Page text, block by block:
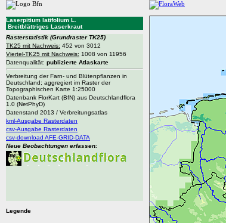
Laserpitium latifolium L.
Breitblättriges Laserkraut
Rasterstatistik (Grundraster TK25)
TK25 mit Nachweis: 452 von 3012
Viertel-TK25 mit Nachweis: 1008 von 11956
Datenqualität: publizierte Atlaskarte
Verbreitung der Farn- und Blütenpflanzen in
Deutschland; aggregiert im Raster der
Topographischen Karte 1:25000
Datenbank FlorKart (BfN) aus Deutschlandflora
1.0 (NetPhyD)
Datenstand 2013 / Verbreitungsatlas
kml-Ausgabe Rasterdaten
csv-Ausgabe Rasterdaten
csv-download AFE-GRID-DATA
Neue Beobachtungen erfassen:
Legende